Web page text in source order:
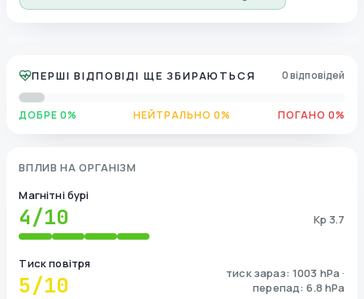
ПЕРШІ ВІДПОВІДІ ЩЕ ЗБИРАЮТЬСЯ 0 відповідей
ДОБРЕ 0% НЕЙТРАЛЬНО 0% ПОГАНО 0%
ВПЛИВ НА ОРГАНІЗМ
Магнітні бурі
4/10 Kp 3.7
Тиск повітря
5/10
тиск зараз: 1003 hPa ·
перепад: 6.8 hPa